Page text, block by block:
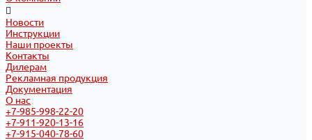
Новости
Инструкции
Наши проекты
Контакты
Дилерам
Рекламная продукция
Документация
О нас
+7-985-998-22-20
+7-911-920-13-16
+7-915-040-78-60